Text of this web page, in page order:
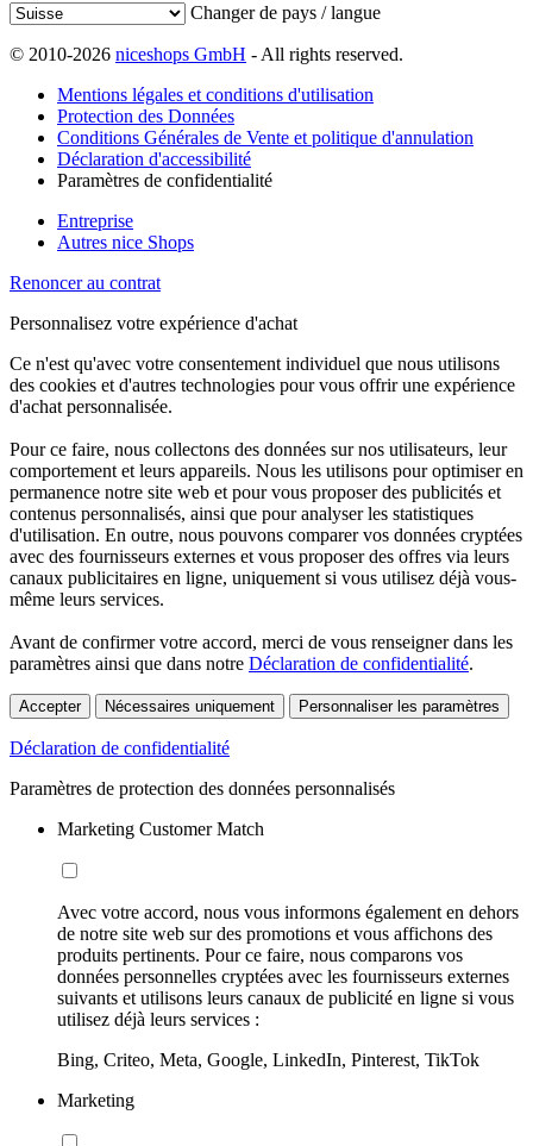
Changer de pays / langue
© 2010-2026 niceshops GmbH - All rights reserved.
Mentions légales et conditions d'utilisation
Protection des Données
Conditions Générales de Vente et politique d'annulation
Déclaration d'accessibilité
Paramètres de confidentialité
Entreprise
Autres nice Shops
Renoncer au contrat
Personnalisez votre expérience d'achat
Ce n'est qu'avec votre consentement individuel que nous utilisons
des cookies et d'autres technologies pour vous offrir une expérience
d'achat personnalisée.
Pour ce faire, nous collectons des données sur nos utilisateurs, leur
comportement et leurs appareils. Nous les utilisons pour optimiser en
permanence notre site web et pour vous proposer des publicités et
contenus personnalisés, ainsi que pour analyser les statistiques
d'utilisation. En outre, nous pouvons comparer vos données cryptées
avec des fournisseurs externes et vous proposer des offres via leurs
canaux publicitaires en ligne, uniquement si vous utilisez déjà vous-
même leurs services.
Avant de confirmer votre accord, merci de vous renseigner dans les
paramètres ainsi que dans notre Déclaration de confidentialité.
Accepter Nécessaires uniquement Personnaliser les paramètres
Déclaration de confidentialité
Paramètres de protection des données personnalisés
Marketing Customer Match
Avec votre accord, nous vous informons également en dehors
de notre site web sur des promotions et vous affichons des
produits pertinents. Pour ce faire, nous comparons vos
données personnelles cryptées avec les fournisseurs externes
suivants et utilisons leurs canaux de publicité en ligne si vous
utilisez déjà leurs services :
Bing, Criteo, Meta, Google, LinkedIn, Pinterest, TikTok
Marketing